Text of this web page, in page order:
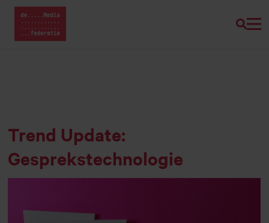
NaarHome van Mediafederatie
Trend Update:
Gesprekstechnologie